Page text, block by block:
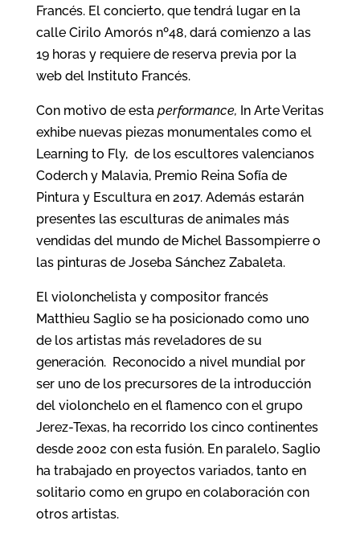
Francés. El concierto, que tendrá lugar en la
calle Cirilo Amorós nº48, dará comienzo a las
19 horas y requiere de reserva previa por la
web del Instituto Francés.
Con motivo de esta performance, In Arte Veritas
exhibe nuevas piezas monumentales como el
Learning to Fly, de los escultores valencianos
Coderch y Malavia, Premio Reina Sofía de
Pintura y Escultura en 2017. Además estarán
presentes las esculturas de animales más
vendidas del mundo de Michel Bassompierre o
las pinturas de Joseba Sánchez Zabaleta.
El violonchelista y compositor francés
Matthieu Saglio se ha posicionado como uno
de los artistas más reveladores de su
generación. Reconocido a nivel mundial por
ser uno de los precursores de la introducción
del violonchelo en el flamenco con el grupo
Jerez-Texas, ha recorrido los cinco continentes
desde 2002 con esta fusión. En paralelo, Saglio
ha trabajado en proyectos variados, tanto en
solitario como en grupo en colaboración con
otros artistas.